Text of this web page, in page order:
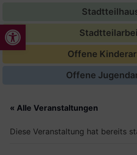
Werkzeugleiste öffnen
Offene
Offene
« Alle Veranstaltungen
Diese Veranstaltung hat bereits